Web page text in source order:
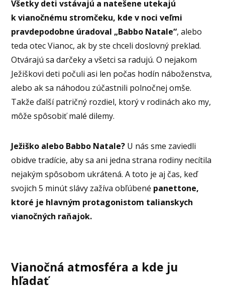
Všetky deti vstávajú a natešene utekajú
k vianočnému stromčeku, kde v noci veľmi
pravdepodobne úradoval „Babbo Natale“, alebo
teda otec Vianoc, ak by ste chceli doslovný preklad.
Otvárajú sa darčeky a všetci sa radujú. O nejakom
Ježiškovi deti počuli asi len počas hodín náboženstva,
alebo ak sa náhodou zúčastnili polnočnej omše.
Takže ďalší patričný rozdiel, ktorý v rodinách ako my,
môže spôsobiť malé dilemy.
Ježiško alebo Babbo Natale? U nás sme zaviedli
obidve tradície, aby sa ani jedna strana rodiny necítila
nejakým spôsobom ukrátená. A toto je aj čas, keď
svojich 5 minút slávy zažíva obľúbené panettone,
ktoré je hlavným protagonistom talianskych
vianočných raňajok.
Vianočná atmosféra a kde ju
hľadať